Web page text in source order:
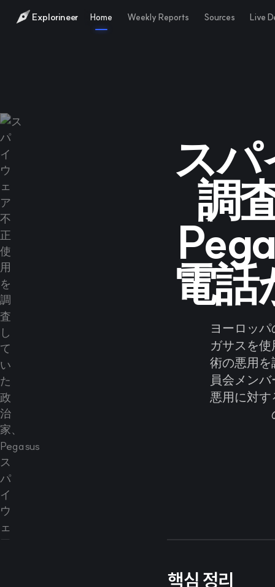
Explorineer Home Weekly Reports Sources Live
ス
調
電
ヨーロッ
ガサスを
術の悪用
員会メン
悪用に対
핵심 정리